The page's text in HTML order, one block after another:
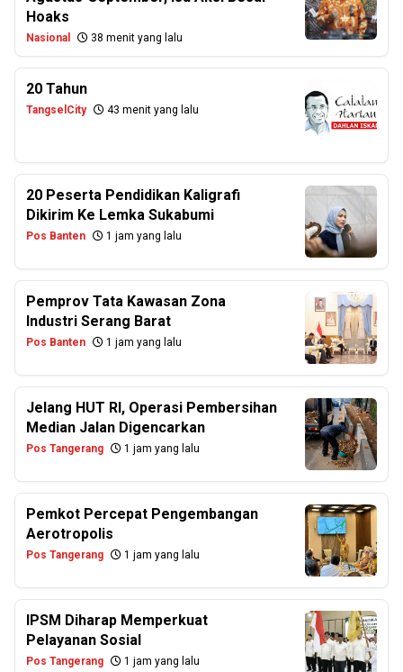
Hoaks
Nasional 38 menit yang lalu
20 Tahun
TangselCity 43 menit yang lalu
20 Peserta Pendidikan Kaligrafi
Dikirim Ke Lemka Sukabumi
Pos Banten 1 jam yang lalu
Pemprov Tata Kawasan Zona
Industri Serang Barat
Pos Banten 1 jam yang lalu
Jelang HUT RI, Operasi Pembersihan
Median Jalan Digencarkan
Pos Tangerang 1 jam yang lalu
Pemkot Percepat Pengembangan
Aerotropolis
Pos Tangerang 1 jam yang lalu
IPSM Diharap Memperkuat
Pelayanan Sosial
Pos Tangerang 1 jam yang lalu